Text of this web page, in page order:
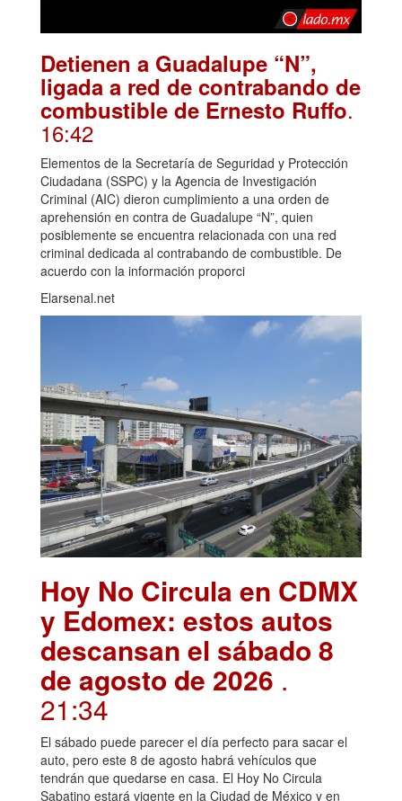
Detienen a Guadalupe “N”,
ligada a red de contrabando de
combustible de Ernesto Ruffo.
16:42
Elementos de la Secretaría de Seguridad y Protección
Ciudadana (SSPC) y la Agencia de Investigación
Criminal (AIC) dieron cumplimiento a una orden de
aprehensión en contra de Guadalupe “N”, quien
posiblemente se encuentra relacionada con una red
criminal dedicada al contrabando de combustible. De
acuerdo con la información proporci
Elarsenal.net
Hoy No Circula en CDMX
y Edomex: estos autos
descansan el sábado 8
de agosto de 2026 .
21:34
El sábado puede parecer el día perfecto para sacar el
auto, pero este 8 de agosto habrá vehículos que
tendrán que quedarse en casa. El Hoy No Circula
Sabatino estará vigente en la Ciudad de México y en